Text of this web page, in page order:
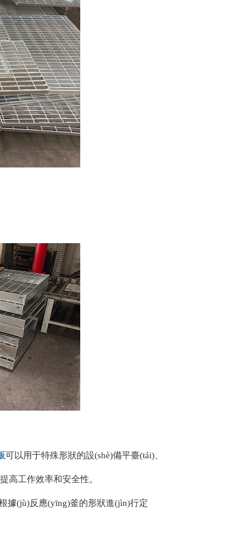
可以用于特殊形狀的設(shè)備平臺(tái)、
高工作效率和安全性。
據(jù)反應(yīng)釜的形狀進(jìn)行定